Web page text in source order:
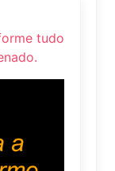
tudo